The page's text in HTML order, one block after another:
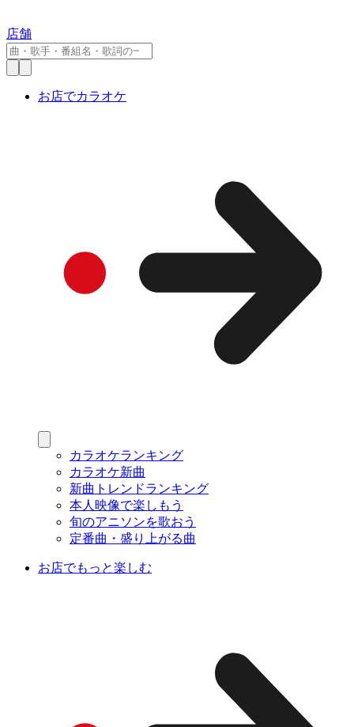
店舗
お店でカラオケ
カラオケランキング
カラオケ新曲
新曲トレンドランキング
本人映像で楽しもう
旬のアニソンを歌おう
定番曲・盛り上がる曲
お店でもっと楽しむ